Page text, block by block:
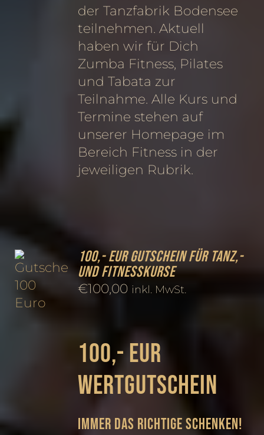
der Tanzfabrik Bodensee
teilnehmen. Aktuell
haben wir für Dich
Zumba Fitness, Pilates
und Tabata zur
Teilnahme. Alle Kurs und
Termine stehen auf
unserer Homepage im
Bereich Fitness in der
jeweiligen Rubrik.
100,- EUR Gutschein für Tanz,-
und Fitnesskurse
€100,00 inkl. MwSt.
100,- EUR
Wertgutschein
Immer das Richtige schenken!